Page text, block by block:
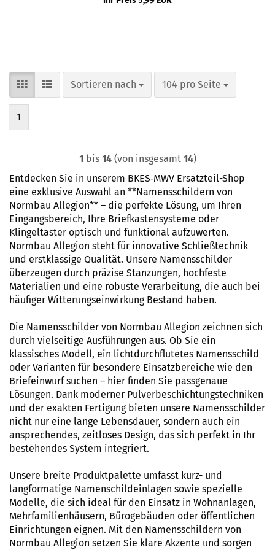
Sortieren nach
Sortieren nach 104 pro Seite
pro Seite
1
1 bis 14(von insgesamt 14)
Entdecken Sie in unserem BKES‑MWV Ersatzteil-Shop
eine exklusive Auswahl an **Namensschildern von
Normbau Allegion** – die perfekte Lösung, um Ihren
Eingangsbereich, Ihre Briefkastensysteme oder
Klingeltaster optisch und funktional aufzuwerten.
Normbau Allegion steht für innovative Schließtechnik
und erstklassige Qualität. Unsere Namensschilder
überzeugen durch präzise Stanzungen, hochfeste
Materialien und eine robuste Verarbeitung, die auch bei
häufiger Witterungseinwirkung Bestand haben.
Die Namensschilder von Normbau Allegion zeichnen sich
durch vielseitige Ausführungen aus. Ob Sie ein
klassisches Modell, ein lichtdurchflutetes Namensschild
oder Varianten für besondere Einsatzbereiche wie den
Briefeinwurf suchen – hier finden Sie passgenaue
Lösungen. Dank moderner Pulverbeschichtungstechniken
und der exakten Fertigung bieten unsere Namensschilder
nicht nur eine lange Lebensdauer, sondern auch ein
ansprechendes, zeitloses Design, das sich perfekt in Ihr
bestehendes System integriert.
Unsere breite Produktpalette umfasst kurz- und
langformatige Namenschildeinlagen sowie spezielle
Modelle, die sich ideal für den Einsatz in Wohnanlagen,
Mehrfamilienhäusern, Bürogebäuden oder öffentlichen
Einrichtungen eignen. Mit den Namensschildern von
Normbau Allegion setzen Sie klare Akzente und sorgen